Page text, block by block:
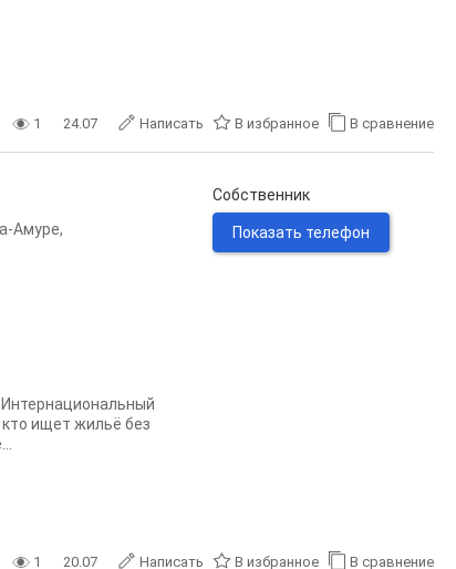
1 24.07 Написать В избранное В сравнение
Амуре,
ищет жильё без
Собственник
Показать телефон
1 20.07 Написать В избранное В сравнение